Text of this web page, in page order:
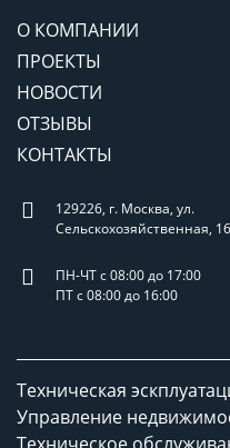
О КОМПАНИИ
ПРОЕКТЫ
НОВОСТИ
ОТЗЫВЫ
КОНТАКТЫ
129226, г. Москва, ул.
Сельскохозяйственная,
ПН-ЧТ с 08:00 до 17:00
ПТ с 08:00 до 16:00
Техническая
Управление